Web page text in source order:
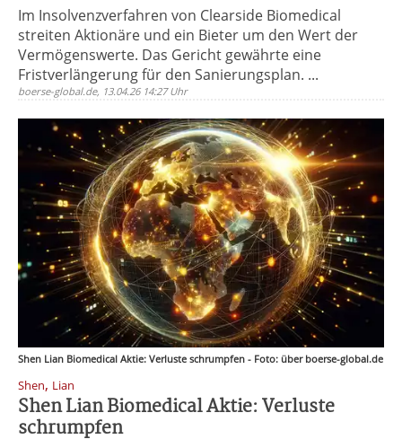
Im Insolvenzverfahren von Clearside Biomedical
streiten Aktionäre und ein Bieter um den Wert der
Vermögenswerte. Das Gericht gewährte eine
Fristverlängerung für den Sanierungsplan. ...
boerse-global.de, 13.04.26 14:27 Uhr
Shen Lian Biomedical Aktie: Verluste schrumpfen - Foto: über boerse-global.de
Shen, Lian
Shen Lian Biomedical Aktie: Verluste
schrumpfen